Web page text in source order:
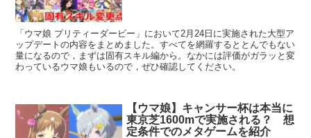
「ウマ娘 プリティーダービー」において2月24日に実施された大型ア
ップデートの内容をまとめました。すべてを網羅するととんでもない
量になるので，まずは固有スキル編から。なかには評価がガラッと変
わっているウマ娘もいるので，ぜひ確認してください。
【ウマ娘】キャンサー杯は本当に
東京芝1600mで実施される？ 想
定条件でのメタゲームを紹介